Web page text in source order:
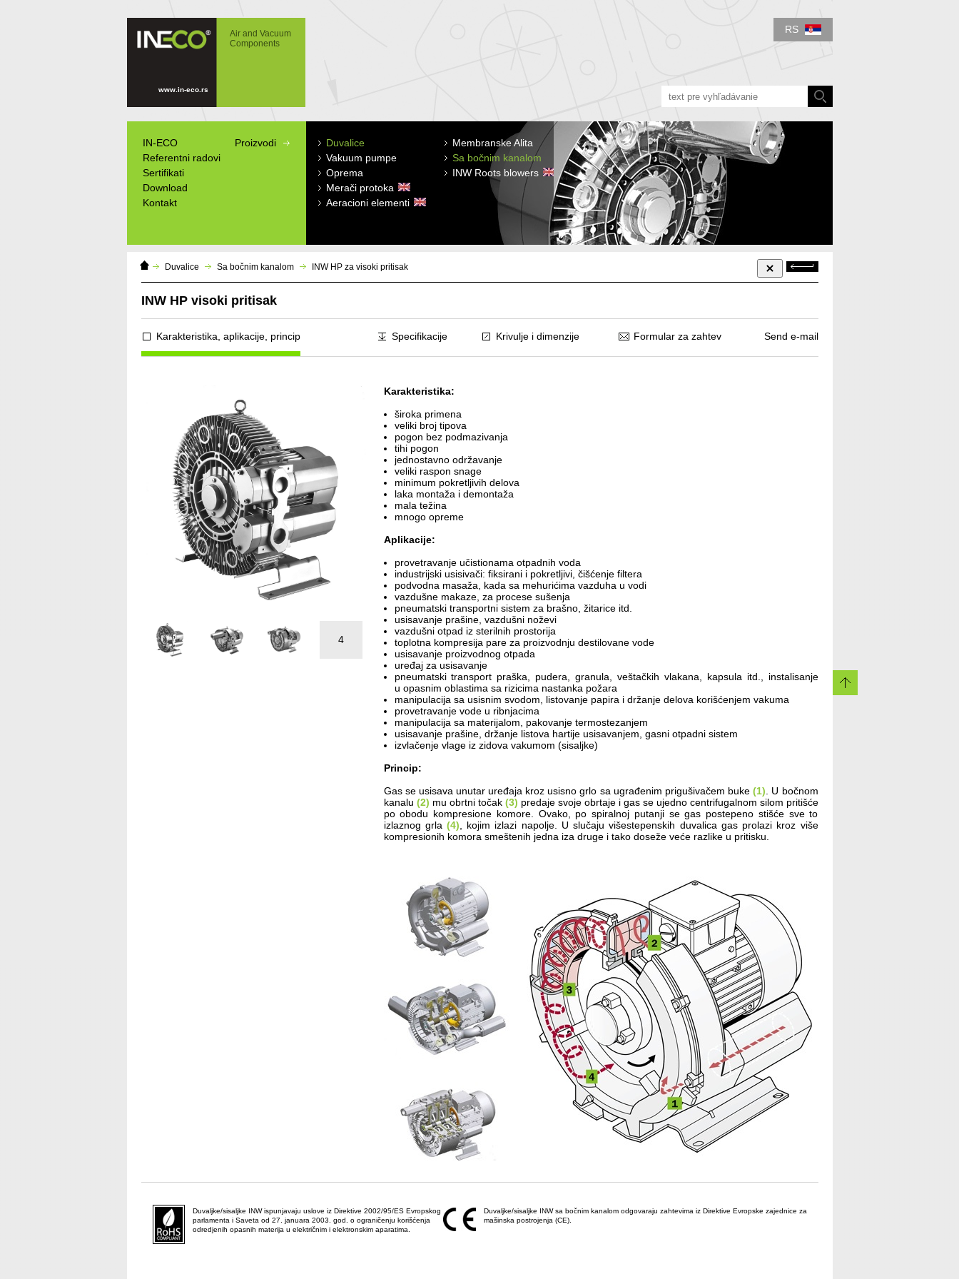
Turbo duvaljke is sisaljke za visoki pritisak
INW-HP
Air and Vacuum
Components
www.in-eco.rs
Domáca
stránka
Duvalice Sa bočnim kanalom INW HP za visoki pritisak Späť
INW HP visoki pritisak
Karakteristika, aplikacije, princip Specifikacije Krivulje i dimenzije Formular za zahtev Send e-mail
4
Karakteristika:
široka primena
veliki broj tipova
pogon bez podmazivanja
tihi pogon
jednostavno održavanje
veliki raspon snage
minimum pokretljivih delova
laka montaža i demontaža
mala težina
mnogo opreme
Aplikacije:
provetravanje učistionama otpadnih voda
industrijski usisivači: fiksirani i pokretljivi, čišćenje filtera
podvodna masaža, kada sa mehurićima vazduha u vodi
vazdušne makaze, za procese sušenja
pneumatski transportni sistem za brašno, žitarice itd.
usisavanje prašine, vazdušni noževi
vazdušni otpad iz sterilnih prostorija
toplotna kompresija pare za proizvodnju destilovane vode
usisavanje proizvodnog otpada
uređaj za usisavanje
pneumatski transport praška, pudera, granula, veštačkih vlakana, kapsula itd., instalisanje
u opasnim oblastima sa rizicima nastanka požara
manipulacija sa usisnim svodom, listovanje papira i držanje delova korišćenjem vakuma
provetravanje vode u ribnjacima
manipulacija sa materijalom, pakovanje termostezanjem
usisavanje prašine, držanje listova hartije usisavanjem, gasni otpadni sistem
izvlačenje vlage iz zidova vakumom (sisaljke)
Princip:
Gas se usisava unutar uređaja kroz usisno grlo sa ugrađenim prigušivačem buke (1) . U bočnom
kanalu (2) mu obrtni točak (3) predaje svoje obrtaje i gas se ujedno centrifugalnom silom pritišće
po obodu kompresione komore. Ovako, po spiralnoj putanji se gas postepeno stišće sve to
izlaznog grla (4) , kojim izlazi napolje. U slučaju višestepenskih duvalica gas prolazi kroz više
kompresionih komora smeštenih jedna iza druge i tako doseže veće razlike u pritisku.
Duvaljke/sisaljke INW ispunjavaju uslove iz Direktive 2002/95/ES Evropskog
parlamenta i Saveta od 27. januara 2003. god. o ograničenju korišćenja
odredjenih opasnih materija u električnim i elektronskim aparatima.
Duvaljke/sisaljke INW sa bočnim kanalom odgovaraju zahtevima iz Direktive Evropske zajednice za
mašinska postrojenja (CE).
IN-ECO
Referentni radovi
Sertifikati
Download
Kontakt
Proizvodi Duvalice
Membranske Alita
Sa bočnim kanalom
INW Roots blowers
Vakuum pumpe
Membranske Alita
Sa bočnim kanalom
Rotary vane pumps
Piston pumps
Liquid ring pump
Oprema
Vazdušni filteri
Filtracioni ulošci
Apsorpcioni prigušivaći buke
Aerating membrana
Sigurnosni ventili, manometri,
Merači protoka
Aeracioni elementi
RS